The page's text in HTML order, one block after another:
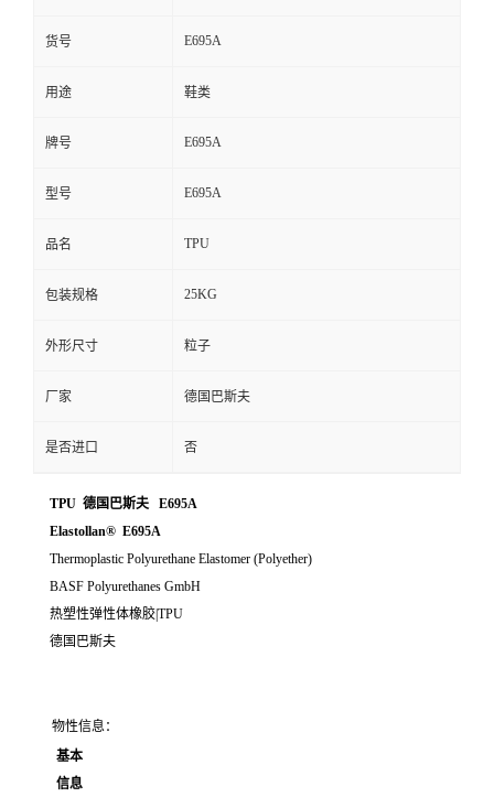
货号 E695A
用途 鞋类
牌号 E695A
型号 E695A
品名 TPU
包装规格 25KG
外形尺寸 粒子
厂家 德国巴斯夫
是否进口 否
TPU 德国巴斯夫 E695A
Elastollan® E695A
Thermoplastic Polyurethane Elastomer (Polyether)
BASF Polyurethanes GmbH
热塑性弹性体橡胶|TPU
德国巴斯夫
物性信息：
基本
信息